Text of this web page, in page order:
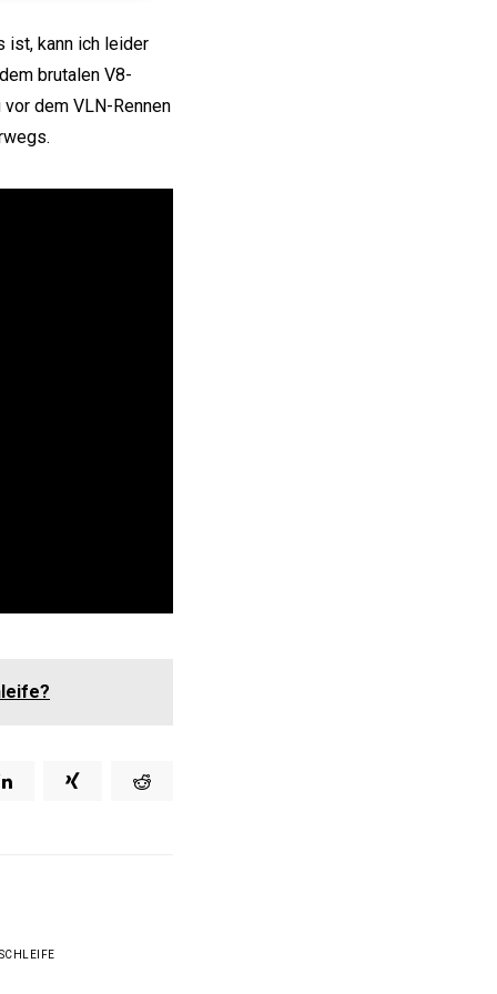
ist, kann ich leider
brutalen V8-
dem VLN-Rennen